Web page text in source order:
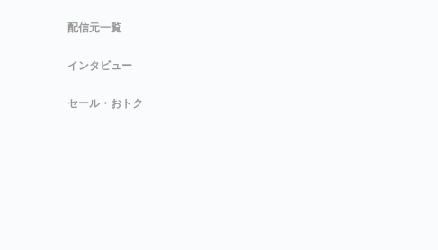
配信元一覧
インタビュー
セール・おトク